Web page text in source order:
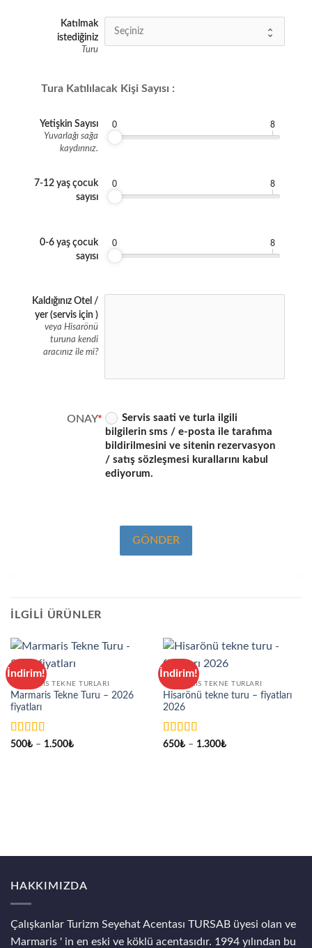
Katılmak
istediğiniz
Turu
Tura Katılılacak Kişi Sayısı :
Yetişkin Sayısı
Yuvarlağı sağa
kaydırınız.
0 8
7-12 yaş çocuk
sayısı
0 8
0-6 yaş çocuk
sayısı
0 8
Kaldığınız Otel /
yer (servis için )
veya Hisarönü
turuna kendi
aracınız ile mi?
ONAY
Servis saati ve turla ilgili
bilgilerin sms / e-posta ile tarafıma
bildirilmesini ve sitenin rezervasyon
/ satış sözleşmesi kurallarını kabul
ediyorum.
GÖNDER
İLGILI ÜRÜNLER
İndirim!
MARMARIS TEKNE TURLARI
Marmaris Tekne Turu – 2026
fiyatları
5 üzerinden
500₺ – 1.500₺Fiyat
İndirim!
MARMARIS TEKNE TURLARI
Hisarönü tekne turu – fiyatları
2026
5 üzerinden
650₺ – 1.300₺Fiyat
HAKKIMIZDA
Çalışkanlar Turizm Seyehat Acentası TURSAB üyesi olan ve
Marmaris ' in en eski ve köklü acentasıdır. 1994 yılından bu